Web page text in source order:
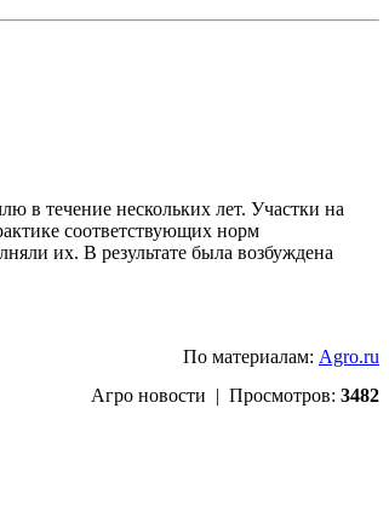
в течение нескольких лет. Участки на
соответствующих норм
их. В результате была возбуждена
По материалам: Agro.ru
Агро новости | Просмотров: 3482